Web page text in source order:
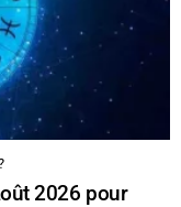
2026 pour